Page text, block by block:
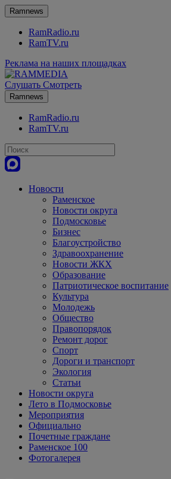
Ramnews
RamRadio.ru
RamTV.ru
Реклама на наших площадках
Слушать Смотреть
Ramnews
RamRadio.ru
RamTV.ru
Новости
Раменское
Новости округа
Подмосковье
Бизнес
Благоустройство
Здравоохранение
Новости ЖКХ
Образование
Патриотическое воспитание
Культура
Молодежь
Общество
Правопорядок
Ремонт дорог
Спорт
Дороги и транспорт
Экология
Статьи
Новости округа
Лето в Подмосковье
Мероприятия
Официально
Почетные граждане
Раменское 100
Фотогалерея